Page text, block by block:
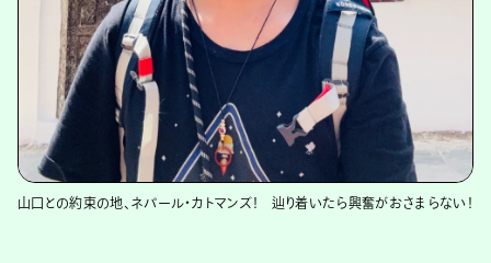
山口との約束の地、ネパール・カトマンズ！ 辿り着いたら興奮がおさまらない！